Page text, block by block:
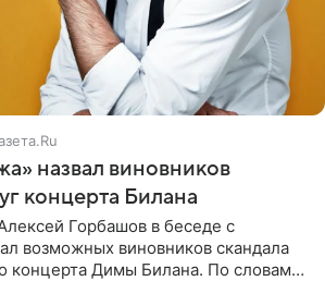
назвал виновников
концерта Билана
Горбашов в беседе с
возможных виновников скандала
концерта Димы Билана. По словам